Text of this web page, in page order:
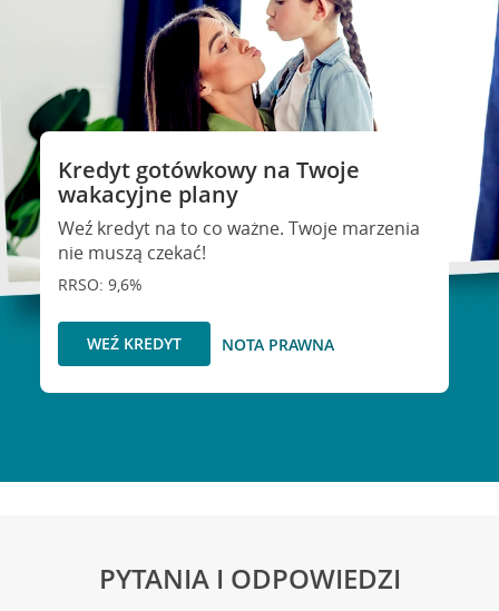
Kredyt gotówkowy na Twoje
wakacyjne plany
Weź kredyt na to co ważne. Twoje marzenia
nie muszą czekać!
RRSO: 9,6%
WEŹ KREDYT NOTA PRAWNA
PYTANIA I ODPOWIEDZI